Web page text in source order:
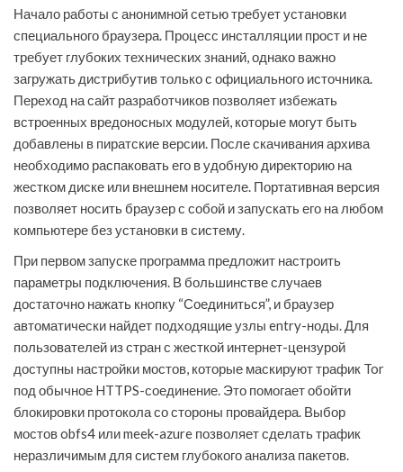
Начало работы с анонимной сетью требует установки
специального браузера. Процесс инсталляции прост и не
требует глубоких технических знаний, однако важно
загружать дистрибутив только с официального источника.
Переход на сайт разработчиков позволяет избежать
встроенных вредоносных модулей, которые могут быть
добавлены в пиратские версии. После скачивания архива
необходимо распаковать его в удобную директорию на
жестком диске или внешнем носителе. Портативная версия
позволяет носить браузер с собой и запускать его на любом
компьютере без установки в систему.
При первом запуске программа предложит настроить
параметры подключения. В большинстве случаев
достаточно нажать кнопку “Соединиться”, и браузер
автоматически найдет подходящие узлы entry-ноды. Для
пользователей из стран с жесткой интернет-цензурой
доступны настройки мостов, которые маскируют трафик Tor
под обычное HTTPS-соединение. Это помогает обойти
блокировки протокола со стороны провайдера. Выбор
мостов obfs4 или meek-azure позволяет сделать трафик
неразличимым для систем глубокого анализа пакетов.